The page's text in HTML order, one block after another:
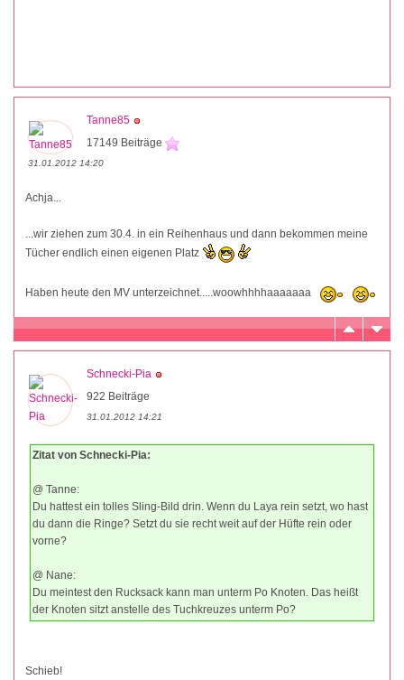
Tanne85
17149 Beiträge
31.01.2012 14:20
Achja...
...wir ziehen zum 30.4. in ein Reihenhaus und dann bekommen meine
Tücher endlich einen eigenen Platz
Haben heute den MV unterzeichnet.....woowhhhhaaaaaaa
Schnecki-Pia
922 Beiträge
31.01.2012 14:21
Zitat von Schnecki-Pia:
@ Tanne:
Du hattest ein tolles Sling-Bild drin. Wenn du Laya rein setzt, wo hast
du dann die Ringe? Setzt du sie recht weit auf der Hüfte rein oder
vorne?
@ Nane:
Du meintest den Rucksack kann man unterm Po Knoten. Das heißt
der Knoten sitzt anstelle des Tuchkreuzes unterm Po?
Schieb!